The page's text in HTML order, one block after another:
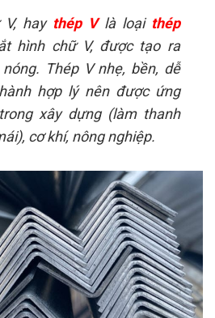
V, hay thép Vlà loại thép
hình chữ V, được tạo ra
Thép V nhẹ, bền, dễ
hợp lý nên được ứng
xây dựng (làm thanh
cơ khí, nông nghiệp.